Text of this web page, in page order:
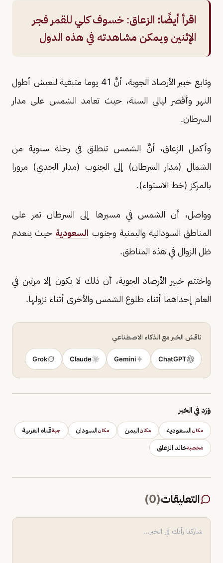
اقرأ أيضًا: الزعاق: خسوف كلي للقمر فجر
الإثنين ويمكن مشاهدته في هذه الدول
وتابع خبير الأرصاد الجوية، أنَّ 41 يوما متبقية لنعيش أطول
النهر وأقصر ليالي السنة، حيث تعامد الشمس على مدار
السرطان.
وأكمل الزعاق، أنَّ الشمس تنطلق في رحلة سنوية من
الشمال (مدار السرطان) إلى الجنوب (مدار الجدي) مرورا
بالمركز (خط الاستواء).
وواصل، أن الشمس في مسيرها إلى السرطان تمر على
المناطق السودانية واليمنية وجنوب السعودية حيث ينعدم
ظل الزوال في هذه المناطق.
واختتم خبير الأرصاد الجوية، أن ذلك لا يكون إلا مرتين في
العام إحداهما أثناء طلوع الشمس والأخرى أثناء نزولها.
ناقش الخبر مع الذكاء الاصطناعي
ChatGPT
Gemini
Claude
Grok
وَرَد في الخبر
مكانالسعودية مكاناليمن مكانالسودان جهةقناة العربية
شخصيةخالد الزعاق
التعليقات(
0
)